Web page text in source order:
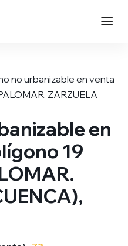
no urbanizable en venta
ZARZUELA
en
19